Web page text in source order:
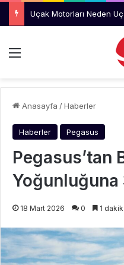
Menü
Anasayfa /Haberler
Haberler Pegasus
Pegasus’tan
Yoğunluğuna
18 Mart 2026 0 1